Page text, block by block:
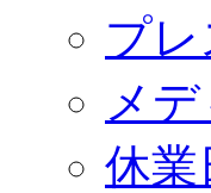
プ
メ
休業